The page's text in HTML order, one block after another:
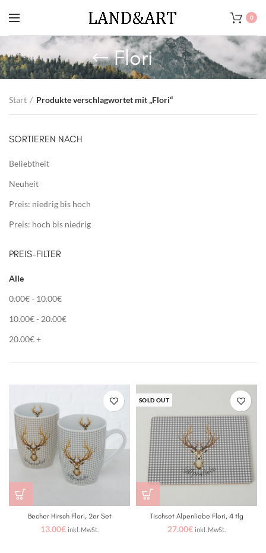
0
Flori
Start Produkte verschlagwortet mit „Flori“
SORTIEREN NACH
Beliebtheit
Neuheit
Preis: niedrig bis hoch
Preis: hoch bis niedrig
PREIS-FILTER
Alle
0.00€- 10.00€
10.00€- 20.00€
20.00€+
Becher Hirsch Flori, 2er Set
13.00€ inkl. MwSt.
SOLD OUT
Tischset Alpenliebe Flori, 4 tlg
27.00€ inkl. MwSt.